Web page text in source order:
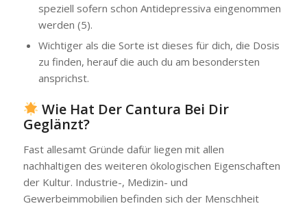
speziell sofern schon Antidepressiva eingenommen
werden (5).
Wichtiger als die Sorte ist dieses für dich, die Dosis
zu finden, herauf die auch du am besondersten
ansprichst.
Wie Hat Der Cantura Bei Dir
Geglänzt?
Fast allesamt Gründe dafür liegen mit allen
nachhaltigen des weiteren ökologischen Eigenschaften
der Kultur. Industrie-, Medizin- und
Gewerbeimmobilien befinden sich der Menschheit